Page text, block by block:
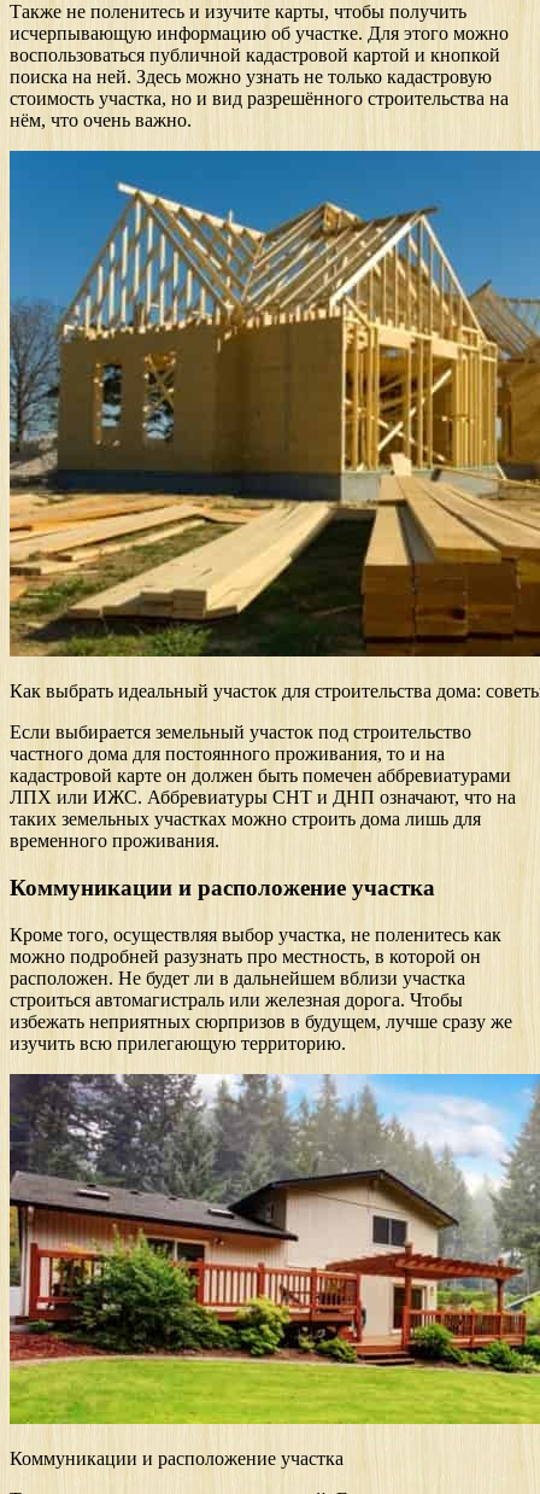
Также не поленитесь и изучите карты, чтобы получить
исчерпывающую информацию об участке. Для этого можно
воспользоваться публичной кадастровой картой и кнопкой
поиска на ней. Здесь можно узнать не только кадастровую
стоимость участка, но и вид разрешённого строительства на
нём, что очень важно.
Как выбрать идеальный участок для строительства дома:
Если выбирается земельный участок под строительство
частного дома для постоянного проживания, то и на
кадастровой карте он должен быть помечен аббревиатурами
ЛПХ или ИЖС. Аббревиатуры СНТ и ДНП означают, что на
таких земельных участках можно строить дома лишь для
временного проживания.
Коммуникации и расположение участка
Кроме того, осуществляя выбор участка, не поленитесь как
можно подробней разузнать про местность, в которой он
расположен. Не будет ли в дальнейшем вблизи участка
строиться автомагистраль или железная дорога. Чтобы
избежать неприятных сюрпризов в будущем, лучше сразу же
изучить всю прилегающую территорию.
Коммуникации и расположение участка